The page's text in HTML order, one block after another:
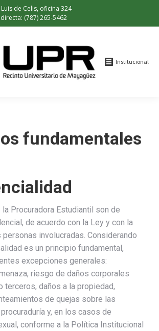
de Celis, oficina 324
(787) 265-5462
Institucional
fundamentales
Procuradora Estudiantil son de
de acuerdo con la Ley y con la
involucradas. Considerando
es un principio fundamental,
excepciones generales:
riesgo de daños corporales
terceros, daños a la propiedad,
de quejas sobre las
y, en los casos de
conforme a la Política Institucional